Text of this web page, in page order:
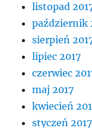
listopad
październik
sierpień
lipiec 2017
czerwiec
maj 2017
kwiecień
styczeń 2017